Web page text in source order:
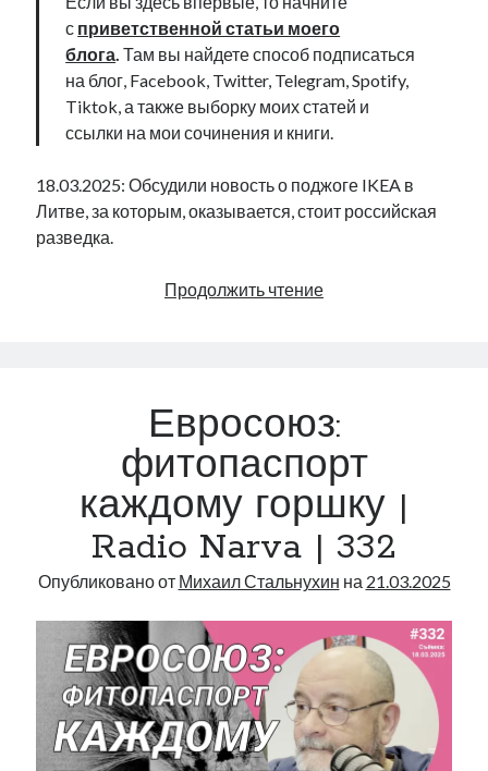
с приветственной статьи моего
блога Там вы найдете способ подписаться
на блог, Facebook, Twitter, Telegram, Spotify,
Tiktok, а также выборку моих статей и
ссылки на мои сочинения и книги.
18.03.2025: Обсудили новость о поджоге IKEA в
Литве, за которым, оказывается, стоит российская
разведка.
Продолжить чтениеКак
магазину
Литве
Radio
Narva
|
Евросоюз:
фитопаспорт
каждому горшку |
Radio Narva | 332
Опубликовано от Михаил Стальнухин на 21.03.2025